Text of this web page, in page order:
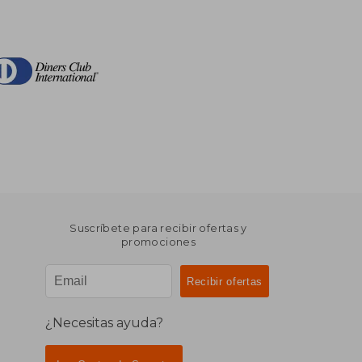
Suscríbete para recibir ofertas y
promociones
¿Necesitas ayuda?